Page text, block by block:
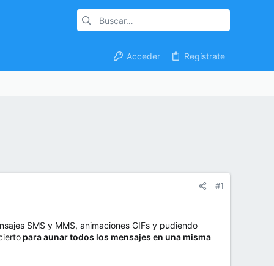
Acceder Regístrate
#1
SMS y MMS, animaciones GIFs y pudiendo
para aunar todos los mensajes en una misma